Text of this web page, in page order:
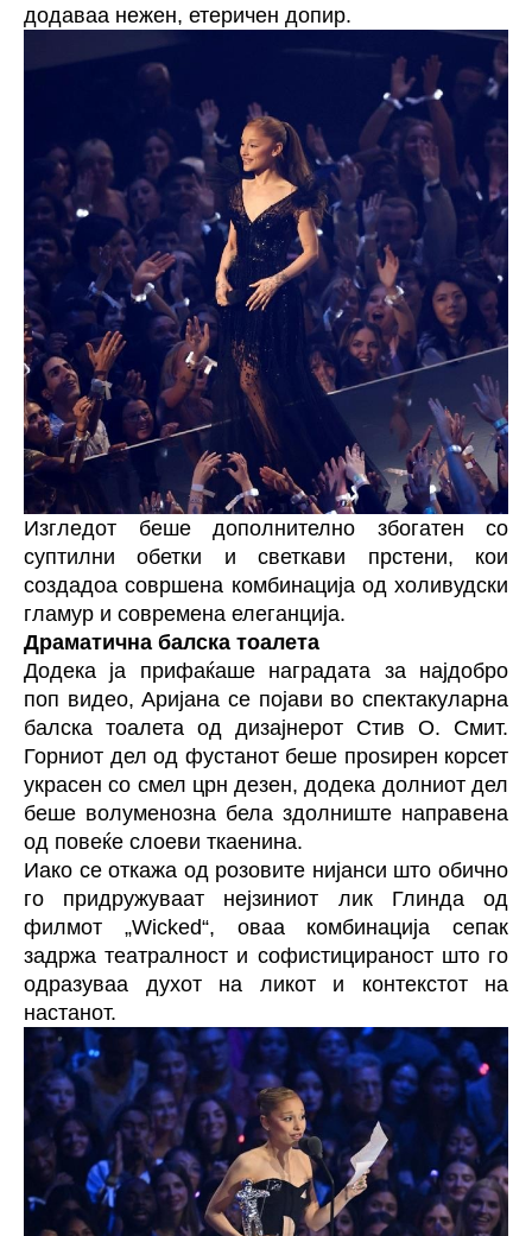
додаваа нежен, етеричен допир.
Изгледот беше дополнително збогатен со
суптилни обетки и светкави прстени, кои
создадоа совршена комбинација од холивудски
гламур и современа елеганција.
Драматична балска тоалета
Додека ја прифаќаше наградата за најдобро
поп видео, Аријана се појави во спектакуларна
балска тоалета од дизајнерот Стив О. Смит.
Горниот дел од фустанот беше проѕирен корсет
украсен со смел црн дезен, додека долниот дел
беше волуменозна бела здолниште направена
од повеќе слоеви ткаенина.
Иако се откажа од розовите нијанси што обично
го придружуваат нејзиниот лик Глинда од
филмот „Wicked“, оваа комбинација сепак
задржа театралност и софистицираност што го
одразуваа духот на ликот и контекстот на
настанот.